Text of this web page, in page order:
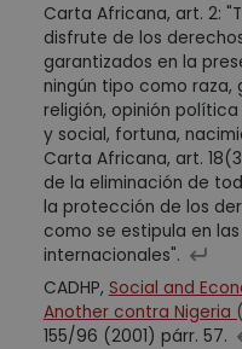
Carta Africana, art. 2:
disfrute de los
garantizados en la
ningún tipo como raza,
religión, opinión
y social, fortuna,
Carta Africana, art.
de la eliminación de
la protección de los
como se estipula en
internacionales".
CADHP, Social and
Another contra Nigeria
155/96 (2001) párr. 57.